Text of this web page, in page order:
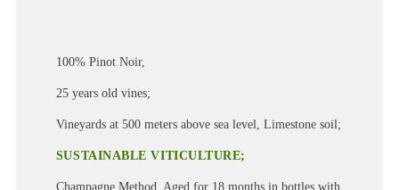
100% Pinot Noir,
25 years old vines;
Vineyards at 500 meters above sea level, Limestone soil;
SUSTAINABLE VITICULTURE;
Champagne Method, Aged for 18 months in bottles with